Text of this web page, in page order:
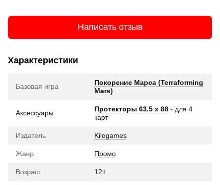
Написать отзыв
Характеристики
Базовая игра
Покорение Марса (Terraforming
Mars)
Аксессуары Протекторы 63.5 х 88 - для 4
карт
Издатель Kilogames
Жанр Промо
Возраст 12+